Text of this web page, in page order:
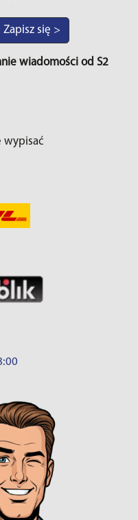
Zapisz się >
wiadomości od S2
wypisać